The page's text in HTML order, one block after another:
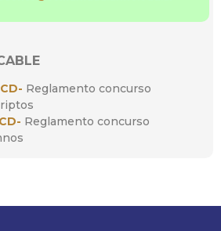
Reglamento concurso
Reglamento concurso